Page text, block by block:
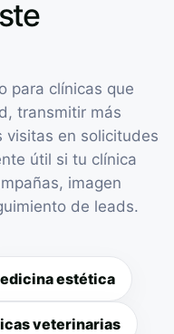
para clínicas que
transmitir más
visitas en solicitudes
útil si tu clínica
imagen
de leads.
estética
veterinarias